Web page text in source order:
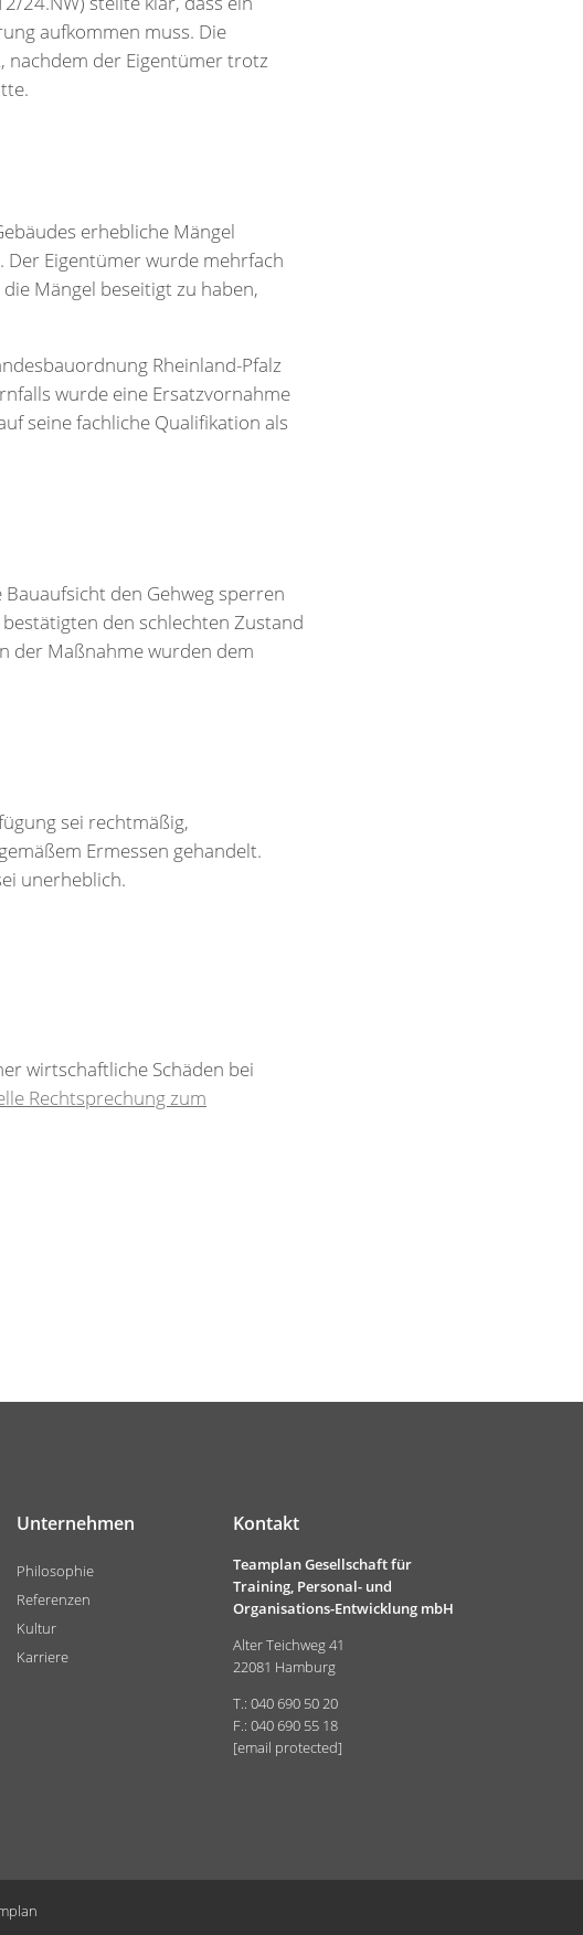
aufkommen muss. Die
nachdem der Eigentümer trotz
erhebliche Mängel
Der Eigentümer wurde mehrfach
Mängel beseitigt zu haben,
Rheinland-Pfalz
wurde eine Ersatzvornahme
seine fachliche Qualifikation als
den Gehweg sperren
den schlechten Zustand
der Maßnahme wurden dem
sei rechtmäßig,
Ermessen gehandelt.
unerheblich.
wirtschaftliche Schäden bei
Rechtsprechung zum
Unternehmen
Philosophie
Referenzen
Kultur
Karriere
Kontakt
Teamplan Gesellschaft für
Training, Personal- und
Organisations-Entwicklung mbH
Alter Teichweg 41
22081 Hamburg
T.: 040 690 50 20
F.: 040 690 55 18
[email protected]